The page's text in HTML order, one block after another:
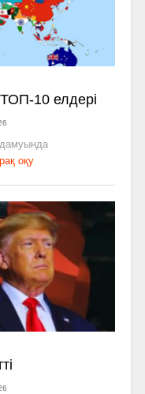
10 елдері
оқу